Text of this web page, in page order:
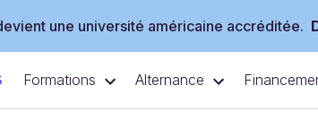
une université américaine accréditée.
Formations Alternance